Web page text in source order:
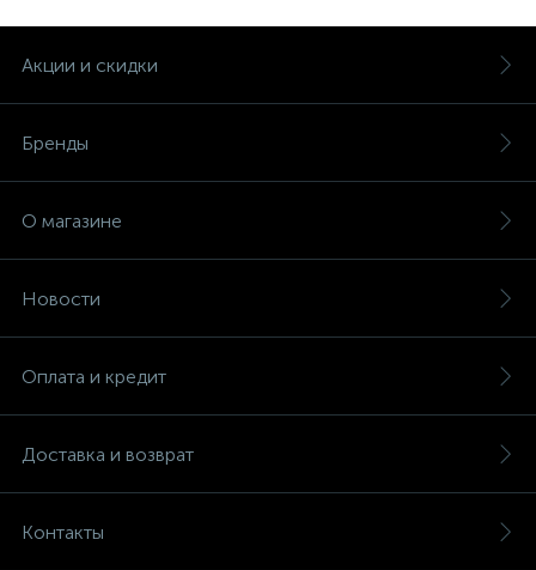
Акции и скидки
Бренды
О магазине
Новости
Оплата и кредит
Доставка и возврат
Контакты